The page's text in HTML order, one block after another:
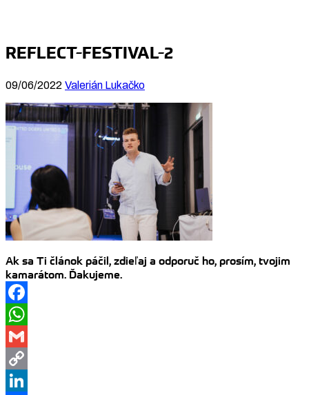
REFLECT-FESTIVAL-2
09/06/2022 Valerián Lukačko
Ak sa Ti článok páčil, zdieľaj a odporuč ho, prosím, tvojim
kamarátom. Ďakujeme.
Facebook
WhatsApp
Gmail
Copy